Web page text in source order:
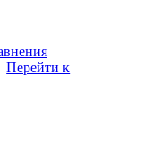
Перейти к